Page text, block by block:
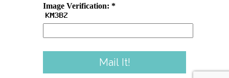
Image Verification: *